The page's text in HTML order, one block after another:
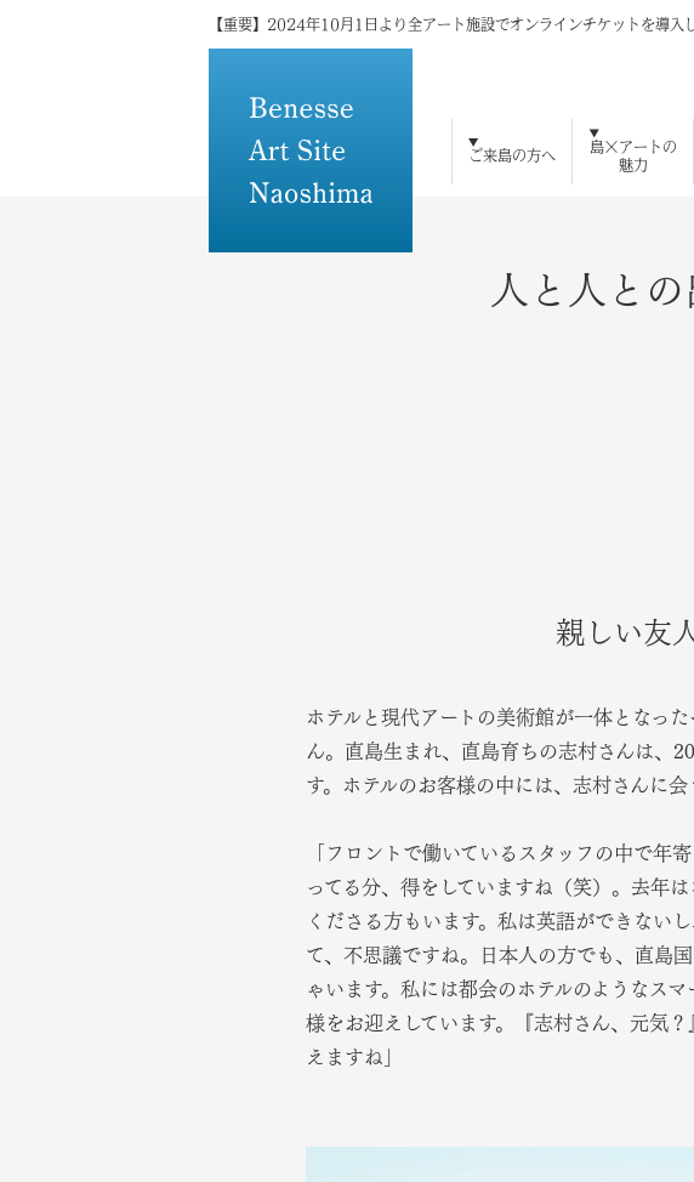
【重要】2024年10月1日より全アート施設でオンラインチケットを導入
ご来島の方へ
ご来島の方へ 初めてご来
島×アートの
魅力
島×アートの魅力 ベネッセ
アート・建築 アート・建
宿泊
ベネッセハ
体験・研修
トピックス
メディアの方へ メディアの
その他 よくある質
人と人と
親しい友
ホテルと現代アートの美術館が一体となっ
ん。直島生まれ、直島育ちの志村さんは、
す。ホテルのお客様の中には、志村さんに
「フロントで働いているスタッフの中で年
ってる分、得をしていますね（笑）。去年
くださる方もいます。私は英語ができない
て、不思議ですね。日本人の方でも、直島
ゃいます。私には都会のホテルのようなス
様をお迎えしています。『志村さん、元気
えますね」